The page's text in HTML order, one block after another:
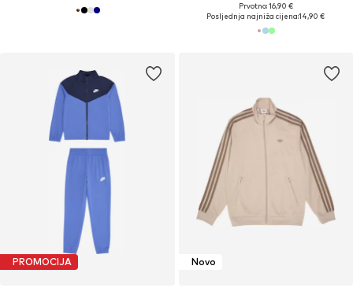
Prvotno: 16,90 €
Posljednja najniža cijena:14,90 €
PROMOCIJA Novo